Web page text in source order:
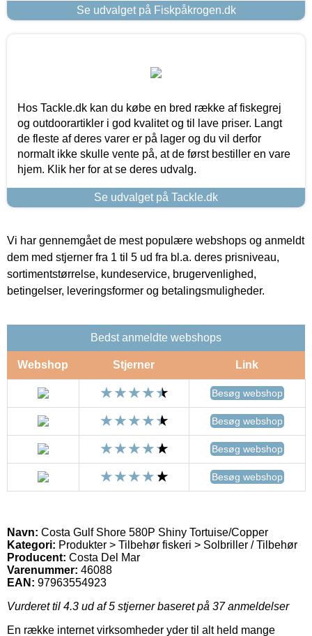
Se udvalget på Fiskpåkrogen.dk
Hos Tackle.dk kan du købe en bred række af fiskegrej
og outdoorartikler i god kvalitet og til lave priser. Langt
de fleste af deres varer er på lager og du vil derfor
normalt ikke skulle vente på, at de først bestiller en vare
hjem. Klik her for at se deres udvalg.
Se udvalget på Tackle.dk
Vi har gennemgået de mest populære webshops og anmeldt
dem med stjerner fra 1 til 5 ud fra bl.a. deres prisniveau,
sortimentstørrelse, kundeservice, brugervenlighed,
betingelser, leveringsformer og betalingsmuligheder.
Bedst anmeldte webshops
Webshop Stjerner Link
Besøg webshop
Besøg webshop
Besøg webshop
Besøg webshop
Navn: Costa Gulf Shore 580P Shiny Tortuise/Copper
Kategori: Produkter > Tilbehør fiskeri > Solbriller / Tilbehør
Producent: Costa Del Mar
Varenummer: 46088
EAN: 97963554923
Vurderet til 4.3 ud af 5 stjerner baseret på 37anmeldelser
En række internet virksomheder yder til alt held mange